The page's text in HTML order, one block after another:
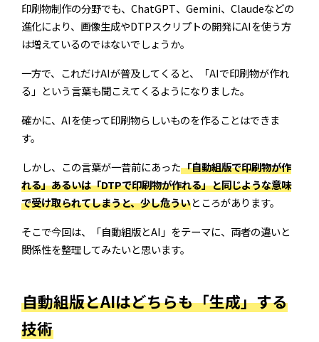
印刷物制作の分野でも、ChatGPT、Gemini、Claudeなどの
進化により、画像生成やDTPスクリプトの開発にAIを使う方
は増えているのではないでしょうか。
一方で、これだけAIが普及してくると、「AIで印刷物が作れ
る」という言葉も聞こえてくるようになりました。
確かに、AIを使って印刷物らしいものを作ることはできま
す。
しかし、この言葉が一昔前にあった「自動組版で印刷物が作
れる」あるいは「DTPで印刷物が作れる」と同じような意味
で受け取られてしまうと、少し危ういところがあります。
そこで今回は、「自動組版とAI」をテーマに、両者の違いと
関係性を整理してみたいと思います。
自動組版とAIはどちらも「生成」する
技術